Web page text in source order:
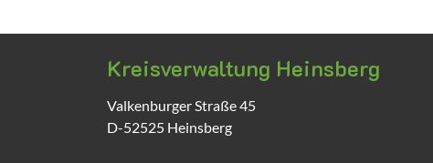
Kreisverwaltung Heinsberg
Valkenburger Straße45
D-52525 Heinsberg